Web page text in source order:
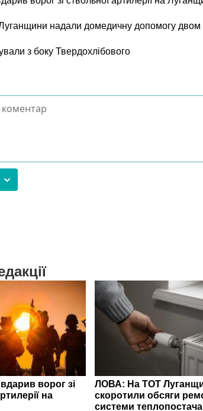
Луганщини надали домедичну допомогу
з боку Твердохлібового
ворог зі
на
ЛОВА: На ТОТ
скоротили обсяги
системи